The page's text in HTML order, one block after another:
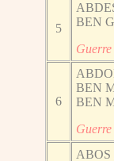
5
BEN
6
BEN
BEN
ABOS